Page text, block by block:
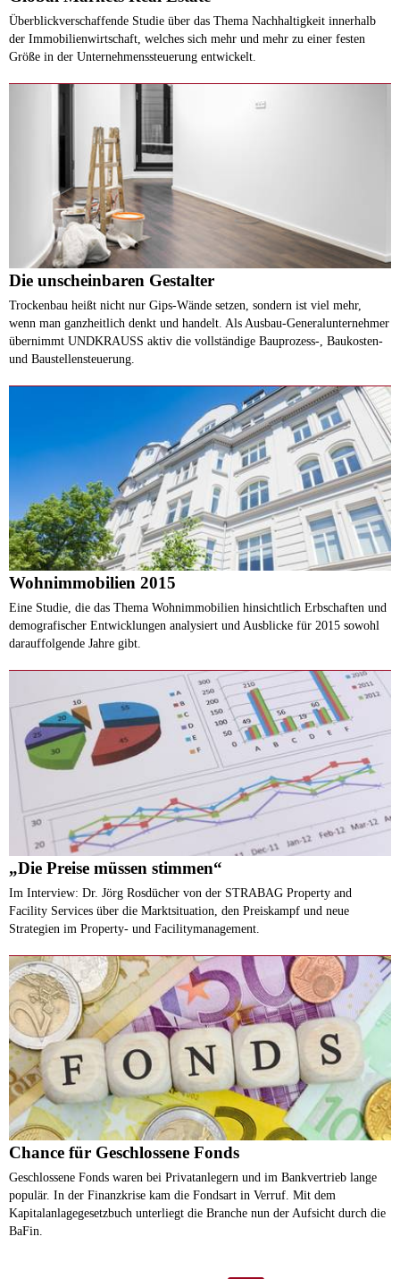
Überblickverschaffende Studie über das Thema Nachhaltigkeit innerhalb
der Immobilienwirtschaft, welches sich mehr und mehr zu einer festen
Größe in der Unternehmenssteuerung entwickelt.
Die unscheinbaren Gestalter
Trockenbau heißt nicht nur Gips-Wände setzen, sondern ist viel mehr,
wenn man ganzheitlich denkt und handelt. Als Ausbau-Generalunternehmer
übernimmt UNDKRAUSS aktiv die vollständige Bauprozess-, Baukosten-
und Baustellensteuerung.
Wohnimmobilien 2015
Eine Studie, die das Thema Wohnimmobilien hinsichtlich Erbschaften und
demografischer Entwicklungen analysiert und Ausblicke für 2015 sowohl
darauffolgende Jahre gibt.
„Die Preise müssen stimmen“
Im Interview: Dr. Jörg Rosdücher von der STRABAG Property and
Facility Services über die Marktsituation, den Preiskampf und neue
Strategien im Property- und Facilitymanagement.
Chance für Geschlossene Fonds
Geschlossene Fonds waren bei Privatanlegern und im Bankvertrieb lange
populär. In der Finanzkrise kam die Fondsart in Verruf. Mit dem
Kapitalanlagegesetzbuch unterliegt die Branche nun der Aufsicht durch die
BaFin.